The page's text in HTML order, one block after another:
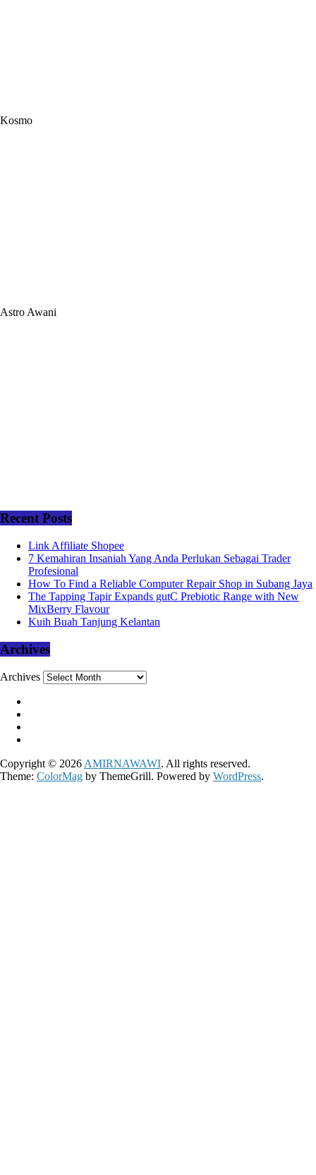
Kosmo
Astro Awani
Recent Posts
Link Affiliate Shopee
7 Kemahiran Insaniah Yang Anda Perlukan Sebagai Trader
Profesional
How To Find a Reliable Computer Repair Shop in Subang Jaya
The Tapping Tapir Expands gutC Prebiotic Range with New
MixBerry Flavour
Kuih Buah Tanjung Kelantan
Archives
Archives
Copyright © 2026 AMIRNAWAWI. All rights reserved.
Theme: ColorMag by ThemeGrill. Powered by WordPress.